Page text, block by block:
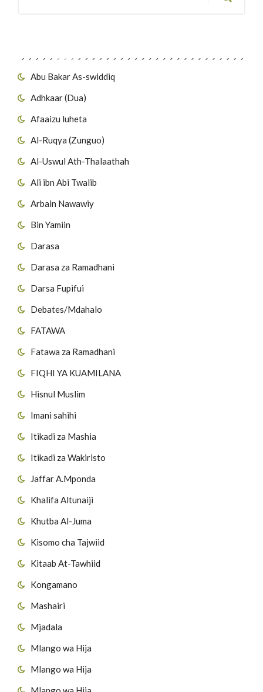
Abu Bakar As-swiddiq
Adhkaar (Dua)
Afaaizu luheta
Al-Ruqya (Zunguo)
Al-Uswul Ath-Thalaathah
Ali ibn Abi Twalib
Arbain Nawawiy
Bin Yamiin
Darasa
Darasa za Ramadhani
Darsa Fupifui
Debates/Mdahalo
FATAWA
Fatawa za Ramadhani
FIQHI YA KUAMILANA
Hisnul Muslim
Imani sahihi
Itikadi za Mashia
Itikadi za Wakiristo
Jaffar A.Mponda
Khalifa Altunaiji
Khutba Al-Juma
Kisomo cha Tajwiid
Kitaab At-Tawhiid
Kongamano
Mashairi
Mjadala
Mlango wa Hija
Mlango wa Hija